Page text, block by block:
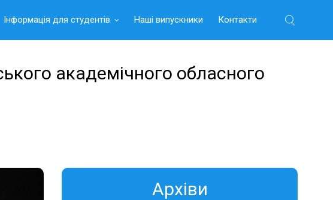
Інформація для студентів Наші випускники Контакти
академічного обласного
Aрхіви